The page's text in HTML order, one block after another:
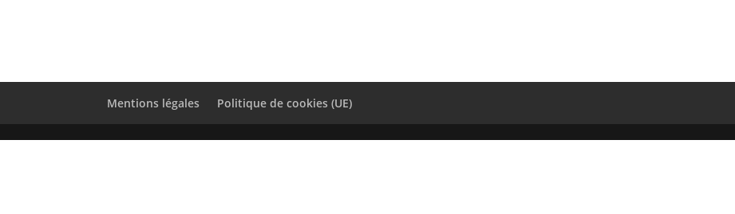
Mentions légales Politique de cookies (UE)